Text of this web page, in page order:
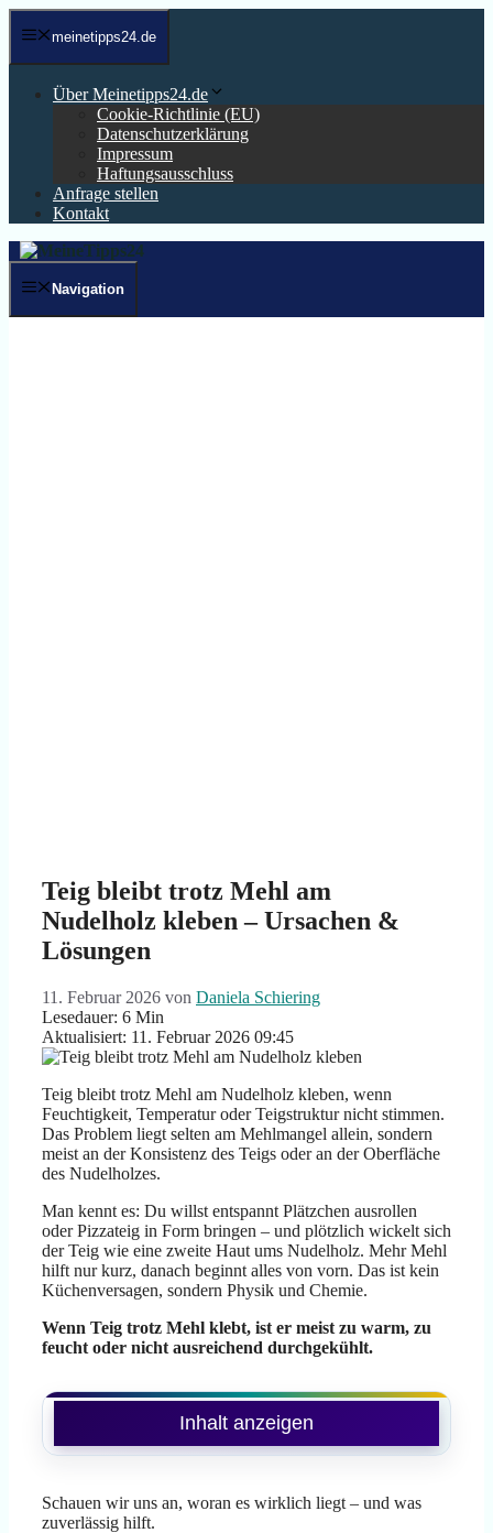
Zum
Inhalt meinetipps24.de
Über Meinetipps24.de
Cookie-Richtlinie (EU)
Datenschutzerklärung
Impressum
Haftungsausschluss
Anfrage stellen
Kontakt
Navigation
Teig bleibt trotz Mehl am
Nudelholz kleben – Ursachen &
Lösungen
11. Februar 2026 von Daniela Schiering
Lesedauer: 6 Min
Aktualisiert: 11. Februar 2026 09:45
Teig bleibt trotz Mehl am Nudelholz kleben, wenn
Feuchtigkeit, Temperatur oder Teigstruktur nicht stimmen.
Das Problem liegt selten am Mehlmangel allein, sondern
meist an der Konsistenz des Teigs oder an der Oberfläche
des Nudelholzes.
Man kennt es: Du willst entspannt Plätzchen ausrollen
oder Pizzateig in Form bringen – und plötzlich wickelt sich
der Teig wie eine zweite Haut ums Nudelholz. Mehr Mehl
hilft nur kurz, danach beginnt alles von vorn. Das ist kein
Küchenversagen, sondern Physik und Chemie.
Wenn Teig trotz Mehl klebt, ist er meist zu warm, zu
feucht oder nicht ausreichend durchgekühlt.
Inhalt anzeigen
Schauen wir uns an, woran es wirklich liegt – und was
zuverlässig hilft.